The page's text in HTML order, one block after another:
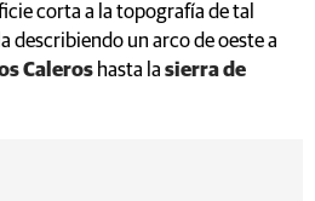
corta a la topografía de tal
describiendo un arco de oeste a
Caleros hasta la sierra de